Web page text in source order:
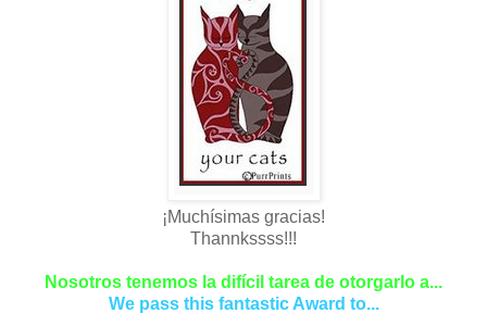
¡Muchísimas gracias!
Thannkssss!!!
Nosotros tenemos la difícil tarea de otorgarlo a...
We pass this fantastic Award to...